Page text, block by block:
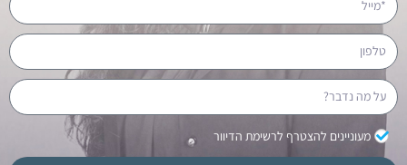
מעוניינים להצטרף לרשימת הדיוור